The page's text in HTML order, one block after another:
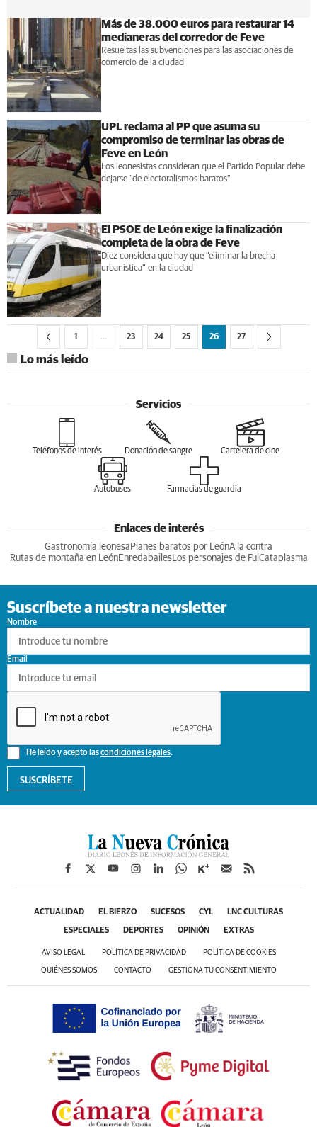
Más de 38.000 euros para restaurar 14
medianeras del corredor de Feve
Resueltas las subvenciones para las asociaciones de
comercio de la ciudad
UPL reclama al PP que asuma su
compromiso de terminar las obras de
Feve en León
Los leonesistas consideran que el Partido Popular debe
dejarse "de electoralismos baratos"
El PSOE de León exige la finalización
completa de la obra de Feve
Diez considera que hay que “eliminar la brecha
urbanística” en la ciudad
1 … 23 24 25 26 27
Lo más leído
Servicios
Teléfonos de interés Donación de sangre Cartelera de cine
Autobuses Farmacias de guardia
Enlaces de interés
Gastronomia leonesa Planes baratos por LeónA la contra
Rutas de montaña en LeónEnredabailesLos personajes de Ful Cataplasma
Suscríbete a nuestra newsletter
Nombre
He leído y acepto lascondiciones legales.
Email
SUSCRÍBETE
ACTUALIDAD EL BIERZO SUCESOS CYL LNC CULTURAS
ESPECIALES DEPORTES OPINIÓN EXTRAS
AVISO LEGAL POLÍTICA DE PRIVACIDAD POLÍTICA DE COOKIES
QUIÉNES SOMOS CONTACTO GESTIONA TU CONSENTIMIENTO